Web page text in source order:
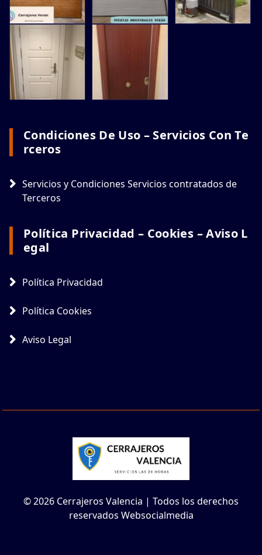
Condiciones De Uso – Servicios Con Te
Rceros
Servicios y Condiciones Servicios contratados de
Terceros
Política Privacidad – Cookies – Aviso L
Egal
Política Privacidad
Política Cookies
Aviso Legal
© 2026 Cerrajeros Valencia | Todos los derechos
reservados Websocialmedia